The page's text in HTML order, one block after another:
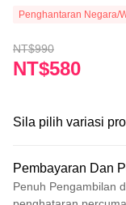
Penghantaran Negara/
NT$990
NT$580
Sila pilih variasi
Pembayaran Dan
Penuh Pengambilan